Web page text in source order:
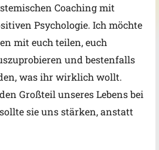
Coaching mit
Psychologie. Ich möchte
mit euch teilen, euch
und bestenfalls
was ihr wirklich wollt.
Großteilunseres Lebens bei
sie uns stärken, anstatt